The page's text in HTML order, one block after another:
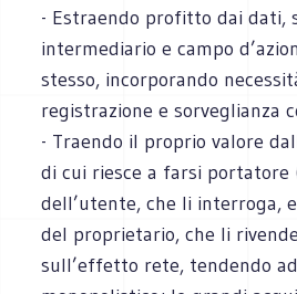
- Estraendo profitto dai dati,
intermediario e campo
stesso, incorporando
registrazione e sorveglianza
- Traendo il proprio valore
di cui riesce a farsi portatore
dell’utente, che li interroga,
del proprietario, che li
sull’effetto rete, tendendo